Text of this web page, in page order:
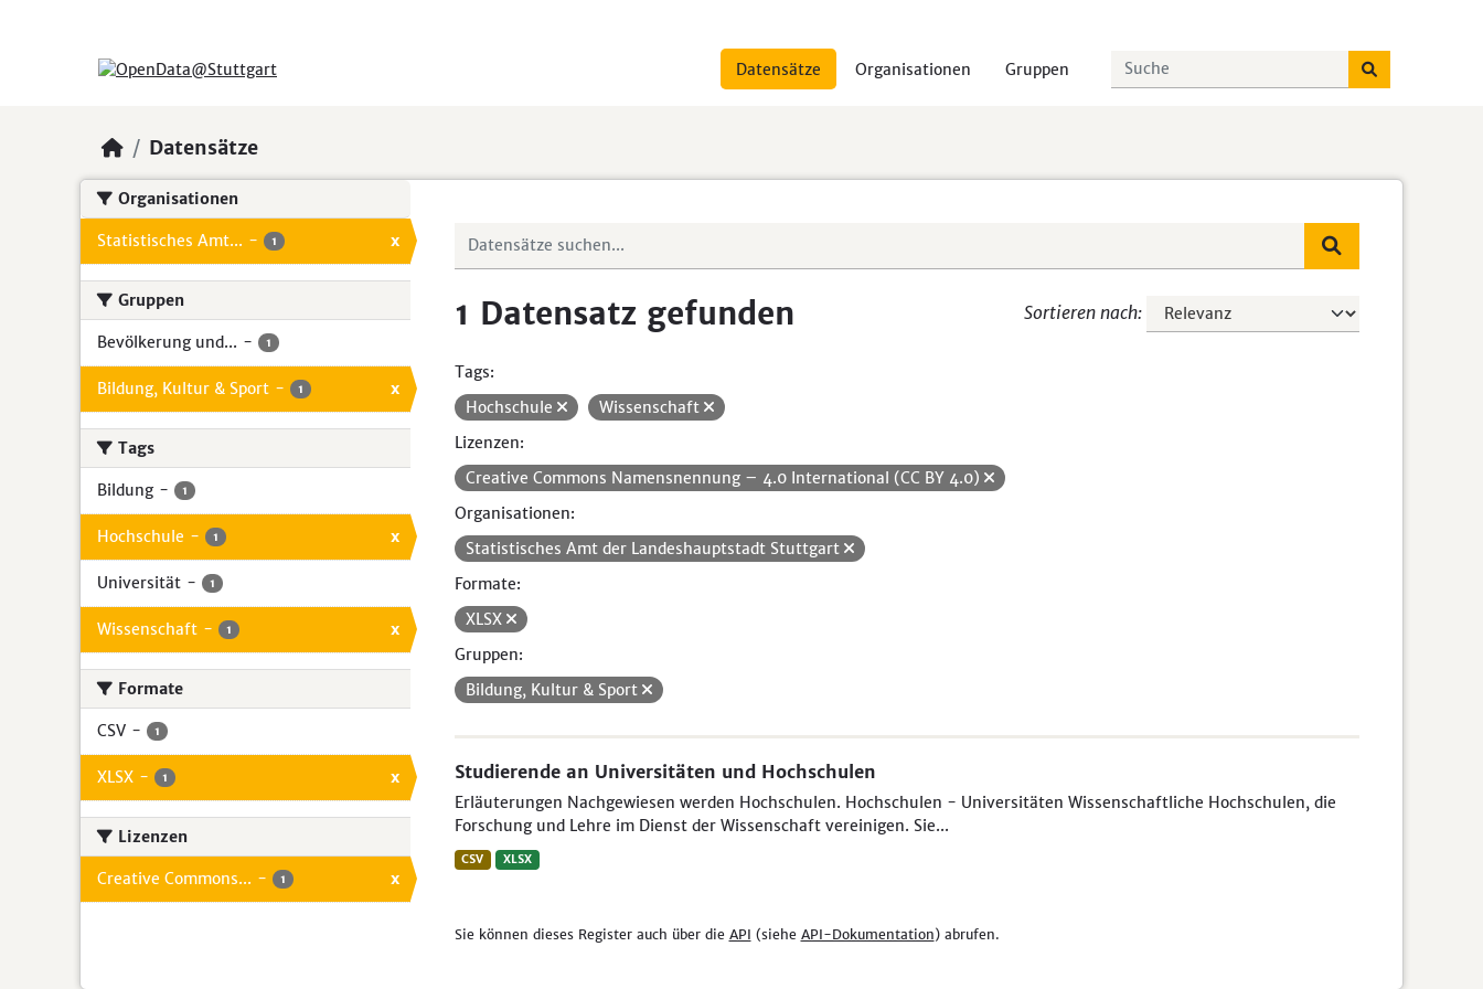
Datensätze Organisationen Gruppen
Datensätze
Organisationen
Statistisches Amt... - 1 x
Gruppen
Bevölkerung und... - 1
Bildung, Kultur & Sport - 1 x
Tags
Bildung - 1
Hochschule - 1 x
Universität - 1
Wissenschaft - 1 x
Formate
CSV - 1
XLSX - 1 x
Lizenzen
Creative Commons... - 1 x
Sortieren nach
1 Datensatz gefunden
Tags:
Hochschule
Wissenschaft
Lizenzen:
Creative Commons Namensnennung – 4.0 International (CC BY 4.0)
Organisationen:
Statistisches Amt der Landeshauptstadt Stuttgart
Formate:
XLSX
Gruppen:
Bildung, Kultur & Sport
Studierende an Universitäten und Hochschulen
Erläuterungen Nachgewiesen werden Hochschulen. Hochschulen - Universitäten Wissenschaftliche Hochschulen, die
Forschung und Lehre im Dienst der Wissenschaft vereinigen. Sie...
CSV XLSX
Sie können dieses Register auch über die API (siehe API-Dokumentation) abrufen.